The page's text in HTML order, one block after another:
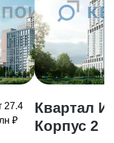
27.4
₽
Квартал
Корпус 2